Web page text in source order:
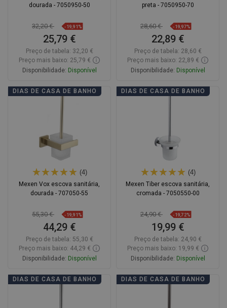
dourada - 7050950-50
32,20 € -19,91%
25,79 €
Preço de tabela: 32,20 €
Preço mais baixo: 25,79 €
Disponibilidade: Disponível
Adicionar
preta - 7050950-70
28,60 € -19,97%
22,89 €
Preço de tabela: 28,60 €
Preço mais baixo: 22,89 €
Disponibilidade: Disponível
Adicionar
DIAS DE CASA DE BANHO
(4)
Mexen Vox escova sanitária,
dourada - 707050-55
55,30 € -19,91%
44,29 €
Preço de tabela: 55,30 €
Preço mais baixo: 44,29 €
Disponibilidade: Disponível
Adicionar
DIAS DE CASA DE BANHO
(4)
Mexen Tiber escova sanitária,
cromada - 7050550-00
24,90 € -19,72%
19,99 €
Preço de tabela: 24,90 €
Preço mais baixo: 19,99 €
Disponibilidade: Disponível
Adicionar
DIAS DE CASA DE BANHO DIAS DE CASA DE BANHO